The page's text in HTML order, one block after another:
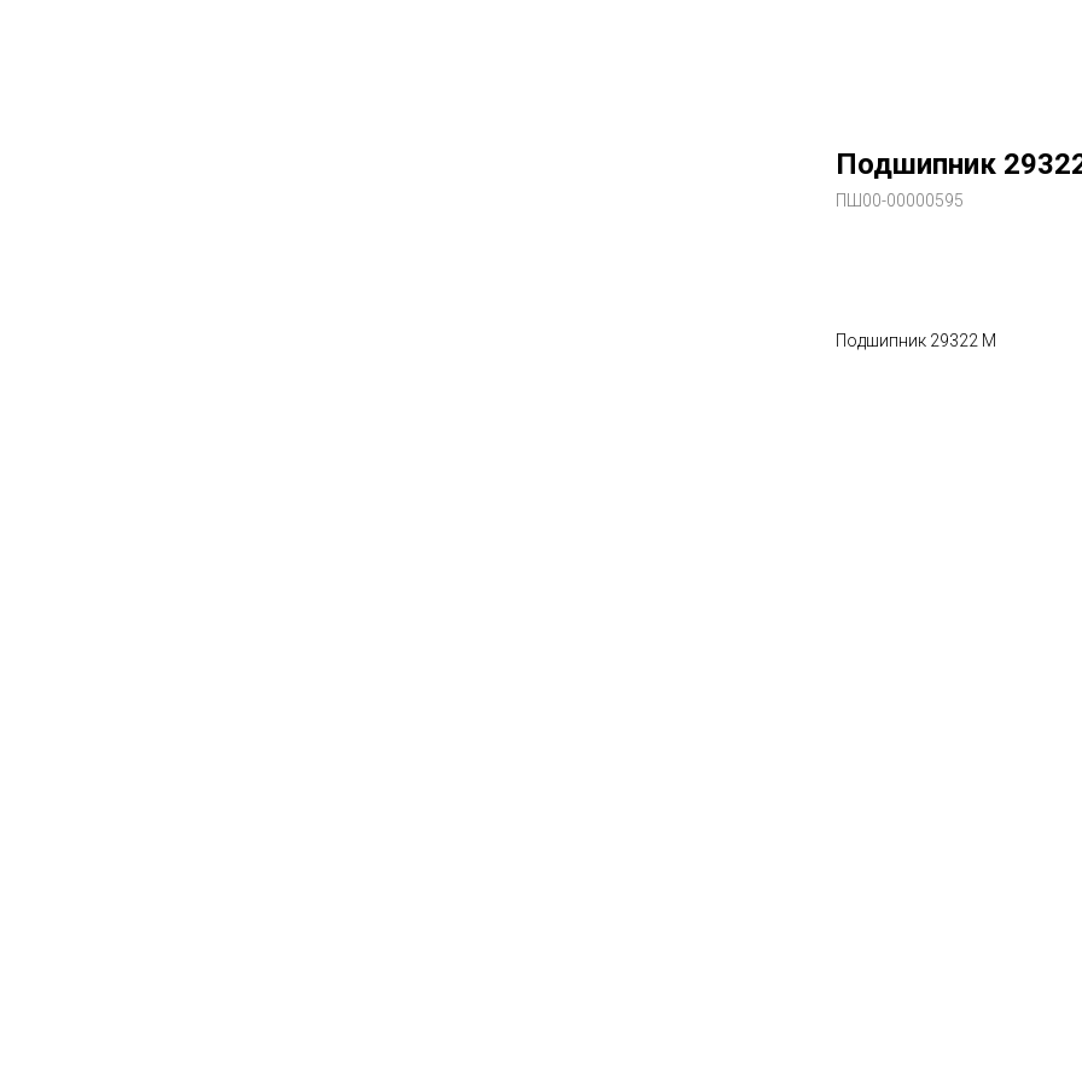
Подшипник
ПШ00-00000595
Подшипник 29322 М